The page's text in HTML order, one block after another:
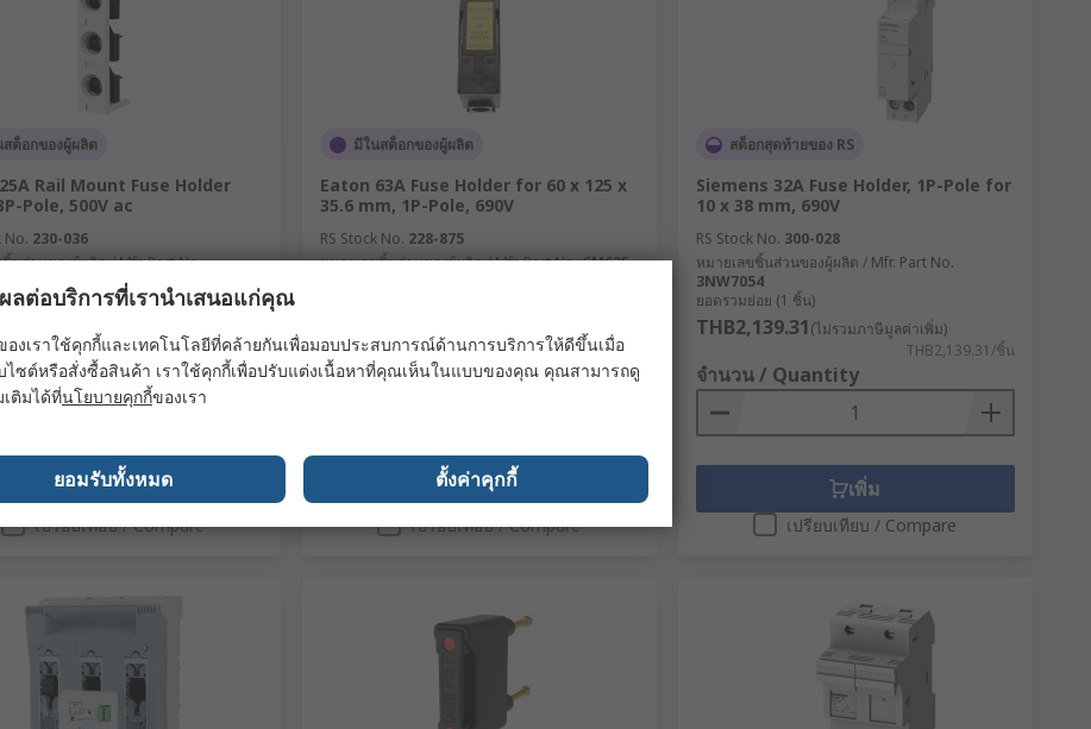
สต็อกของผู้ผลิต
Rail Mount Fuse Holder
Pole, 500V ac
No. 230-036
นส่วนของผู้ผลิต / Mfr. Part No.
DII-SO/25/3-R-PS
ย (1 แพ็ค แพ็คละ 10 ชิ้น)
(ไม่รวมภาษีมูลค่าเพิ่ม)
THB12,543.13/แพ็ค
/ Quantity
เพิ่ม
เปรียบเทียบ / Compare
มีในสต็อกของผู้ผลิต
Eaton 63A Fuse Holder for 60 x 125 x
35.6 mm, 1P-Pole, 690V
RS Stock No. 228-875
หมายเลขชิ้นส่วนของผู้ผลิต / Mfr. Part No.CM63F
THB14,472.10/แพ็ค
จำนวน / Quantity
เพิ่ม
เปรียบเทียบ / Compare
สต็อกสุดท้ายของ RS
Siemens 32A Fuse Holder, 1P-Pole for
10 x 38 mm, 690V
RS Stock No. 300-028
หมายเลขชิ้นส่วนของผู้ผลิต / Mfr. Part No.
3NW7054
ยอดรวมย่อย (1 ชิ้น)
THB2,139.31(ไม่รวมภาษีมูลค่าเพิ่ม)
THB2,139.31/ชิ้น
จำนวน / Quantity
เพิ่ม
เปรียบเทียบ / Compare
ลต่อบริการที่เรานำเสนอแก่คุณ
องเราใช้คุกกี้และเทคโนโลยีที่คล้ายกันเพื่อมอบประสบการณ์ด้านการบริการให้ดีขึ้นเมื่อ
ไซต์หรือสั่งซื้อสินค้า เราใช้คุกกี้เพื่อปรับแต่งเนื้อหาที่คุณเห็นในแบบของคุณ คุณสามารถดู
ติมได้ที่นโยบายคุกกี้ของเรา
ยอมรับทั้งหมด ตั้งค่าคุกกี้